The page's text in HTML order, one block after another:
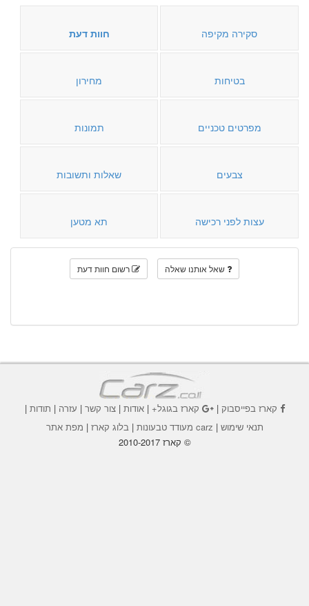
סקירה מקיפה חוות דעת
בטיחות מחירון
מפרטים טכניים תמונות
צבעים שאלות ותשובות
עצות לפני רכישה תא מטען
שאל אותנו שאלה רשום חוות דעת
קארז בפייסבוק| קארז בגוגל+|אודות |צור קשר | עזרה | תודות |
תנאי שימוש | carz מעודד טבעונות | בלוג קארז | מפת אתר
© קארז 2010-2017